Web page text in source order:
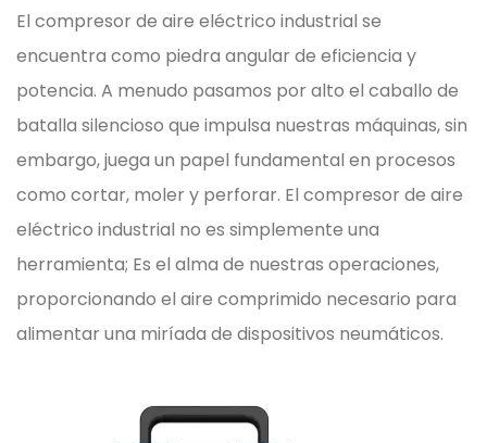
El compresor de aire eléctrico industrial se
encuentra como piedra angular de eficiencia y
potencia. A menudo pasamos por alto el caballo de
batalla silencioso que impulsa nuestras máquinas, sin
embargo, juega un papel fundamental en procesos
como cortar, moler y perforar. El compresor de aire
eléctrico industrial no es simplemente una
herramienta; Es el alma de nuestras operaciones,
proporcionando el aire comprimido necesario para
alimentar una miríada de dispositivos neumáticos.